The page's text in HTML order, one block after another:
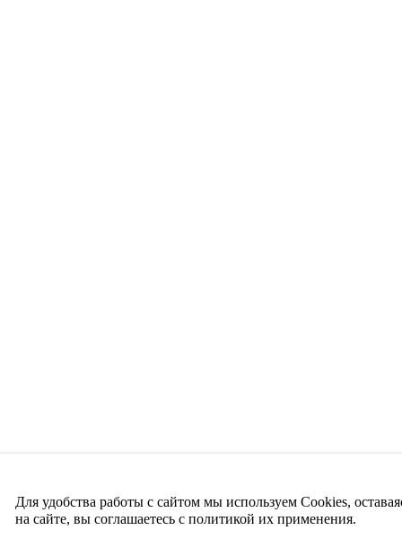
Для удобства работы с сайтом мы используем Cookies,
на сайте, вы соглашаетесь с политикой их применения.